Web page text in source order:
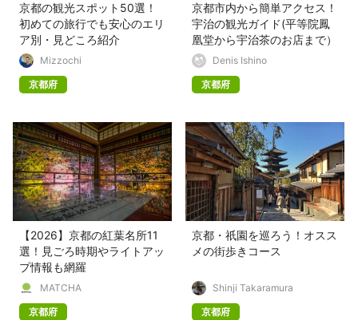
京都の観光スポット50選！
初めての旅行でも安心のエリ
ア別・見どころ紹介
Mizzochi
京都府
京都市内から簡単アクセス！
宇治の観光ガイド(平等院鳳
凰堂から宇治茶のお店まで）
Denis Ishino
京都府
【2026】京都の紅葉名所11
選！見ごろ時期やライトアッ
プ情報も網羅
MATCHA
京都府
京都・祇園を巡ろう！オスス
メの街歩きコース
Shinji Takaramura
京都府